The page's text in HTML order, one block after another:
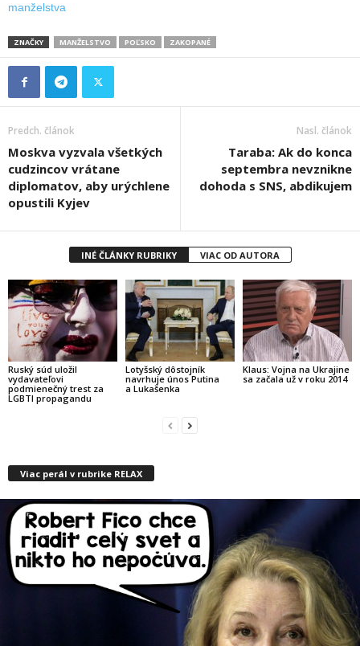
manželstva
ZNAČKY MANŽELSTVO POĽSKO ZAKOPANÉ
Predch. článok
Moskva vyzvala všetkých
cudzincov vrátane
diplomatov, aby urýchlene
opustili Kyjev
Nasl. článok
Taraba: Ak do konca
septembra nevznikne
dohoda s SNS, abdikujem
INÉ ČLÁNKY RUBRIKY VIAC OD AUTORA
Ruský súd uložil
vydavateľovi
podmienečný trest za
LGBTI propagandu
Lotyšský dôstojník
navrhuje únos Putina
a Lukašenka
Klaus: Vojna na Ukrajine
sa začala už v roku 2014
Viac perál v rubrike RELAX